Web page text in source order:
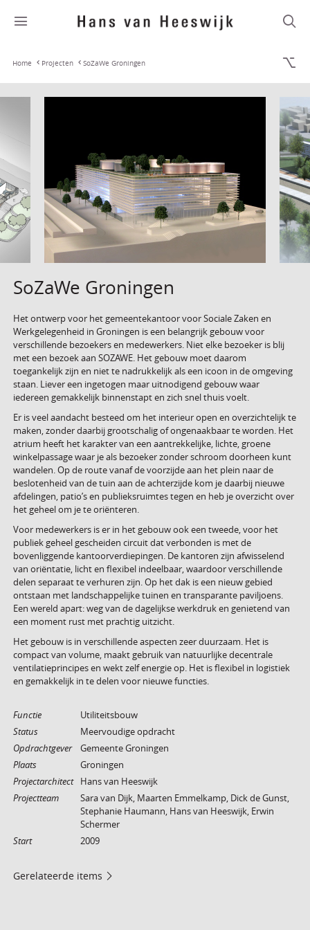
Home Projecten SoZaWe Groningen
SoZaWe Groningen
Het ontwerp voor het gemeentekantoor voor Sociale Zaken en
Werkgelegenheid in Groningen is een belangrijk gebouw voor
verschillende bezoekers en medewerkers. Niet elke bezoeker is blij
met een bezoek aan SOZAWE. Het gebouw moet daarom
toegankelijk zijn en niet te nadrukkelijk als een icoon in de omgeving
staan. Liever een ingetogen maar uitnodigend gebouw waar
iedereen gemakkelijk binnenstapt en zich snel thuis voelt.
Er is veel aandacht besteed om het interieur open en overzichtelijk te
maken, zonder daarbij grootschalig of ongenaakbaar te worden. Het
atrium heeft het karakter van een aantrekkelijke, lichte, groene
winkelpassage waar je als bezoeker zonder schroom doorheen kunt
wandelen. Op de route vanaf de voorzijde aan het plein naar de
beslotenheid van de tuin aan de achterzijde kom je daarbij nieuwe
afdelingen, patio’s en publieksruimtes tegen en heb je overzicht over
het geheel om je te oriënteren.
Voor medewerkers is er in het gebouw ook een tweede, voor het
publiek geheel gescheiden circuit dat verbonden is met de
bovenliggende kantoorverdiepingen. De kantoren zijn afwisselend
van oriëntatie, licht en flexibel indeelbaar, waardoor verschillende
delen separaat te verhuren zijn. Op het dak is een nieuw gebied
ontstaan met landschappelijke tuinen en transparante paviljoens.
Een wereld apart: weg van de dagelijkse werkdruk en genietend van
een moment rust met prachtig uitzicht.
Het gebouw is in verschillende aspecten zeer duurzaam. Het is
compact van volume, maakt gebruik van natuurlijke decentrale
ventilatieprincipes en wekt zelf energie op. Het is flexibel in logistiek
en gemakkelijk in te delen voor nieuwe functies.
Functie
Utiliteitsbouw
Status
Meervoudige opdracht
Opdrachtgever
Gemeente Groningen
Plaats
Groningen
Projectarchitect
Hans van Heeswijk
Projectteam
Sara van Dijk, Maarten Emmelkamp, Dick de Gunst,
Stephanie Haumann, Hans van Heeswijk, Erwin
Schermer
Start
2009
Gerelateerde items